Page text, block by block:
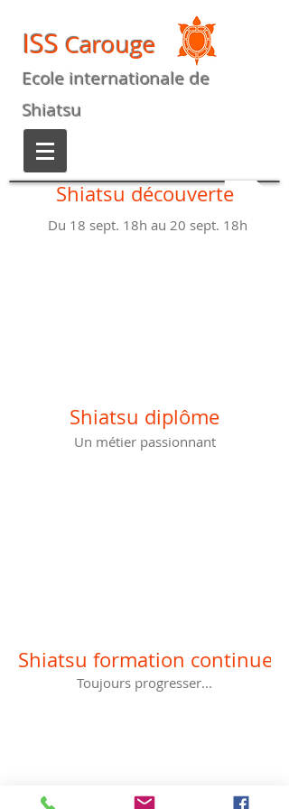
ISS Carouge
Ecole internationale de
Shiatsu
Shiatsu découverte
Du 18 sept. 18h au 20 sept. 18h
Shiatsu diplôme
Un métier passionnant
Shiatsu formation continue
Toujours progresser...